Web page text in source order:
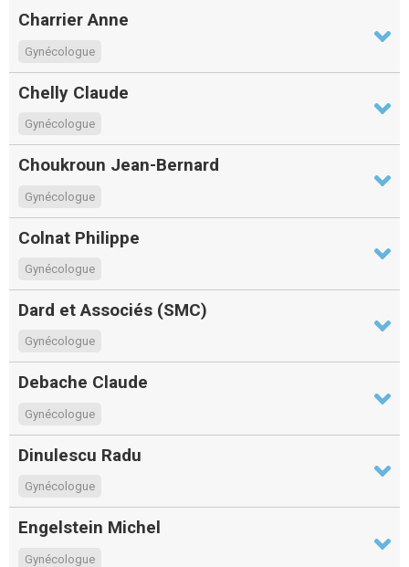
Charrier Anne
Gynécologue
Chelly Claude
Gynécologue
Choukroun Jean-Bernard
Gynécologue
Colnat Philippe
Gynécologue
Dard et Associés (SMC)
Gynécologue
Debache Claude
Gynécologue
Dinulescu Radu
Gynécologue
Engelstein Michel
Gynécologue